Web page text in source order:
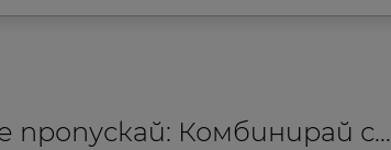
пропускай: Комбинирай с...